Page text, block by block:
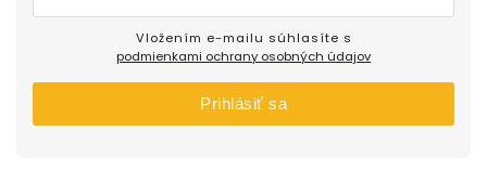
podmienkami ochrany osobných údajov
Prihlásiť sa